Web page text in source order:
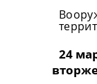
24